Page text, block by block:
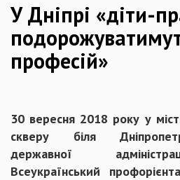
У Дніпрі «діти-
професій»
30 вересня 2018 року у
скверу біля
державної
Всеукраїнський